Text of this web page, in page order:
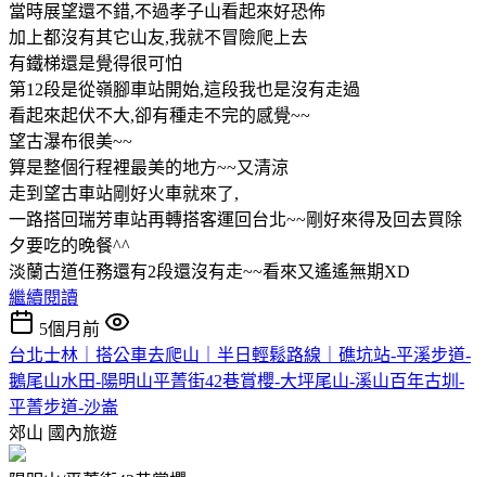
當時展望還不錯,不過孝子山看起來好恐佈
加上都沒有其它山友,我就不冒險爬上去
有鐵梯還是覺得很可怕
第12段是從嶺腳車站開始,這段我也是沒有走過
看起來起伏不大,卻有種走不完的感覺~~
望古瀑布很美~~
算是整個行程裡最美的地方~~又清涼
走到望古車站剛好火車就來了,
一路搭回瑞芳車站再轉搭客運回台北~~剛好來得及回去買除
夕要吃的晚餐^^
淡蘭古道任務還有2段還沒有走~~看來又遙遙無期XD
繼續閱讀
5個月前
台北士林｜搭公車去爬山｜半日輕鬆路線｜礁坑站-平溪步道-
鵝尾山水田-陽明山平菁街42巷賞櫻-大坪尾山-溪山百年古圳-
平菁步道-沙崙
郊山 國內旅遊